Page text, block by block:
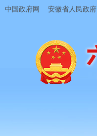
中国政府网 安徽省人民政府